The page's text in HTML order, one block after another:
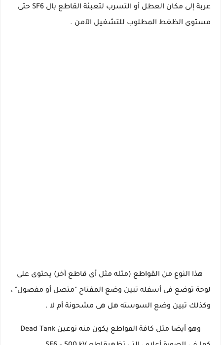
عربة إلى مكان العطل أو التسرب لتعبئة القاطع بال SF6 حتى
مستوى الظغط المطلوب للتشغيل الآمن .
هذا النوع من القواطع (مثله مثل أى قاطع آخر) يحتوى على
لوحة توضع فى أسفله تبين وضع المفتاح "متصل أو مفصول" ،
وكذلك تبين وضع السوسته هل هى مشحونة أم لا .
وهو أيضا مثل كافة القواطع يكون منه نوعين Dead Tank